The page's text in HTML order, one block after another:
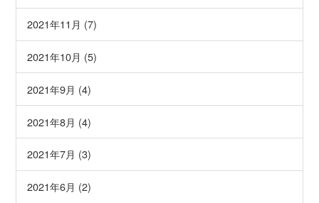
2021年11月 (7)
2021年10月 (5)
2021年9月 (4)
2021年8月 (4)
2021年7月 (3)
2021年6月 (2)